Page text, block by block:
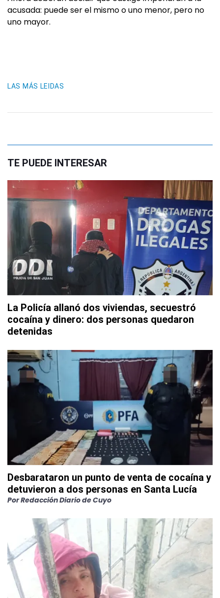
acusada: puede ser el mismo o uno menor, pero no
uno mayor.
LAS MÁS LEIDAS
TE PUEDE INTERESAR
La Policía allanó dos viviendas, secuestró
cocaína y dinero: dos personas quedaron
detenidas
Desbarataron un punto de venta de cocaína y
detuvieron a dos personas en Santa Lucía
PorRedacción Diario de Cuyo